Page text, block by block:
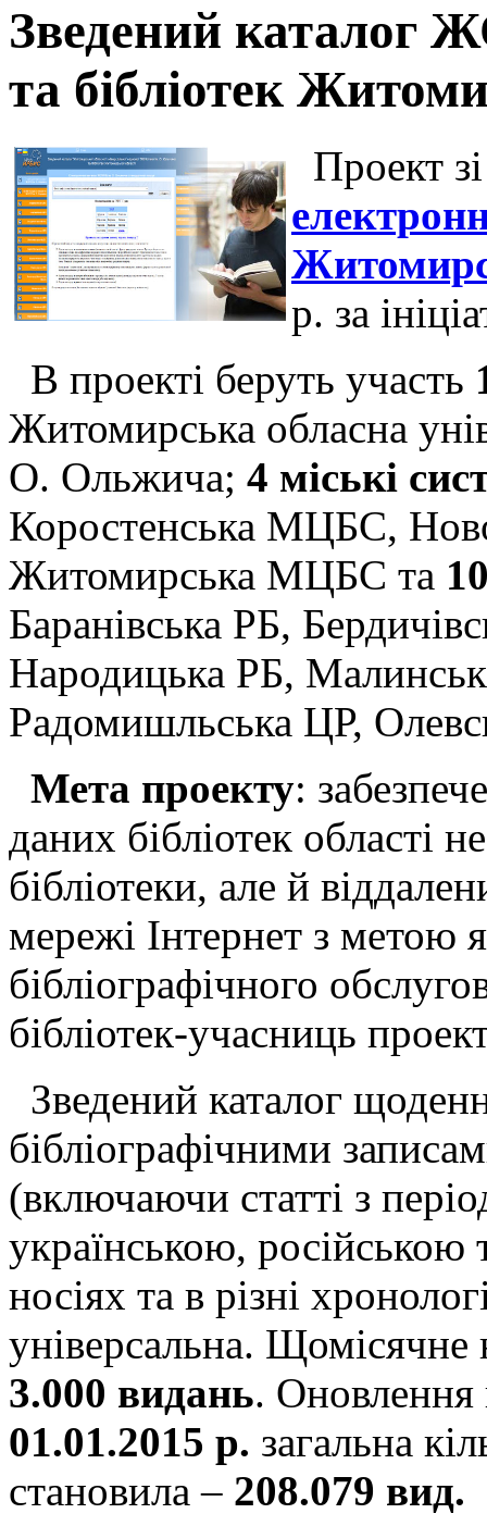
Зведений
та бібліотек
Проект
р. за
В проекті беруть участь
Житомирська обласна
О. Ольжича; 4 міські
Коростенська МЦБС,
Житомирська МЦБС та
Баранівська РБ,
Народицька РБ,
Радомишльська ЦР,
Мета проекту:
даних бібліотек області
бібліотеки, але й
мережі Інтернет з метою
бібліографічного
бібліотек-учасниць
Зведений каталог
бібліографічними
(включаючи статті з
українською,
носіях та в різні
універсальна.
3.000 видань. Оновлення
01.01.2015 р. загальна
становила – 208.079 вид.